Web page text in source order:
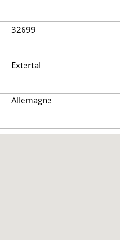
32699
Extertal
Allemagne